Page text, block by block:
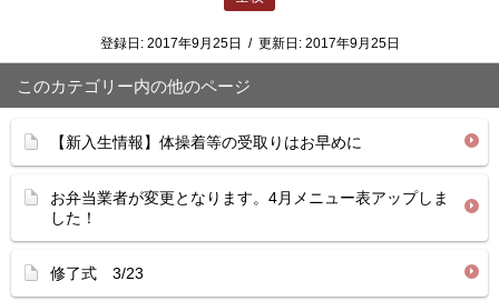
登録日: 2017年9月25日 / 更新日: 2017年9月25日
このカテゴリー内の他のページ
【新入生情報】体操着等の受取りはお早めに
お弁当業者が変更となります。4月メニュー表アップしま
した！
修了式 3/23